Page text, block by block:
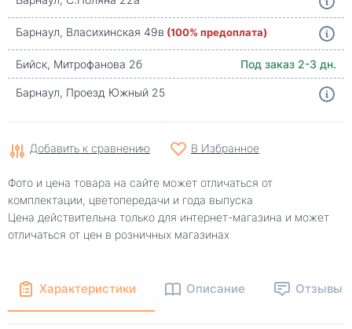
Барнаул, Власихинская 49в (100% предоплата)
Бийск, Митрофанова 2б
Под заказ 2-3 дн.
Барнаул, Проезд Южный 25
Добавить к сравнению В Избранное
Фото и цена товара на сайте может отличаться от
комплектации, цветопередачи и года выпуска
Цена действительна только для интернет-магазина и может
отличаться от цен в розничных магазинах
Характеристики Описание Отзывы